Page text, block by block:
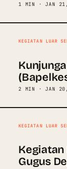
1 MIN · JAN
KEGIATAN LUAR
2 MIN · JAN
KEGIATAN LUAR
Gugus